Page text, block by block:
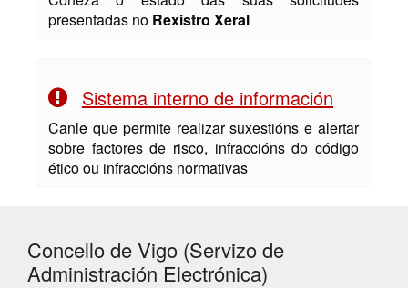
presentadas no Rexistro Xeral
Sistema interno de información
Canle que permite realizar suxestións e alertar
sobre factores de risco, infraccións do código
ético ou infraccións normativas
Concello de Vigo (Servizo de
Administración Electrónica)